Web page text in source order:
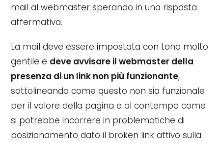
mail al webmaster sperando in una risposta
affermativa.
La mail deve essere impostata con tono molto
gentile e deve avvisare il webmaster della
presenza di un link non più funzionante,
sottolineando come questo non sia funzionale
per il valore della pagina e al contempo come
si potrebbe incorrere in problematiche di
posizionamento dato il broken link attivo sulla